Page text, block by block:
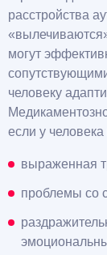
расстройства
могут
человеку
если у
выраженная
проблемы со